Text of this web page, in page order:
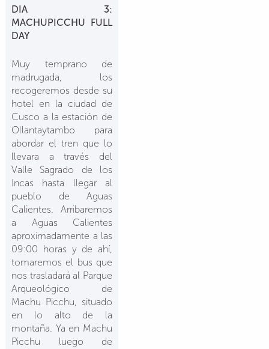
DIA 3:
MACHUPICCHU FULL
DAY
Muy temprano de
madrugada, los
recogeremos desde su
hotel en la ciudad de
Cusco a la estación de
Ollantaytambo para
abordar el tren que lo
llevara a través del
Valle Sagrado de los
Incas hasta llegar al
pueblo de Aguas
Calientes. Arribaremos
a Aguas Calientes
aproximadamente a las
09:00 horas y de ahí,
tomaremos el bus que
nos trasladará al Parque
Arqueológico de
Machu Picchu, situado
en lo alto de la
montaña. Ya en Machu
Picchu luego de